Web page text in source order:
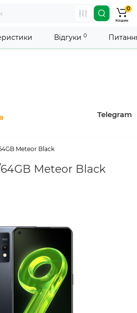
тимчасово припинено. Ми
щоб відновити прийом
якнайшвидше.
Telegram
0
Кошик
Meteor Black
Meteor Black
Відгуки 0